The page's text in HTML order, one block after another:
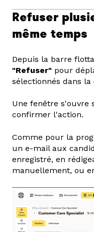
Refuser
même temps
Depuis la barre
"Refuser" pour
sélectionnés dans
Une fenêtre s'ouvre
confirmer l'action.
Comme pour la
un e-mail aux
enregistré, en
manuellement, ou